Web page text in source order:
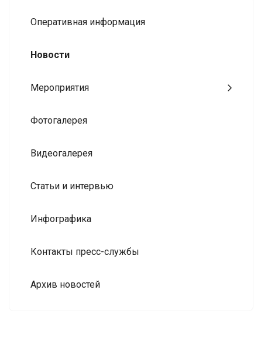
Оперативная информация
Новости
Мероприятия
Фотогалерея
Видеогалерея
Статьи и интервью
Инфографика
Контакты пресс-службы
Архив новостей